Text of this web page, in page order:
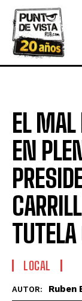
EL MAL
EN
LOCAL
AUTOR: Ruben